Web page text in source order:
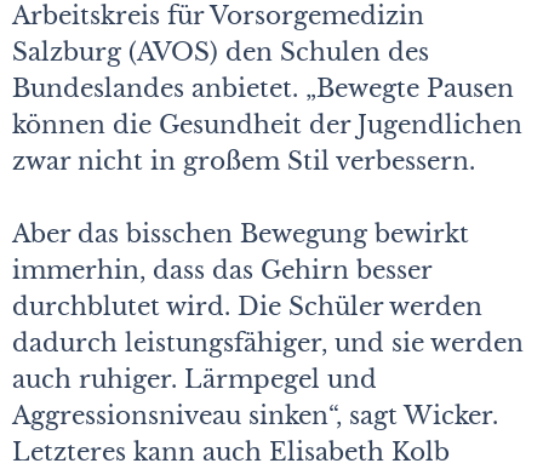
Arbeitskreis für Vorsorgemedizin
Salzburg (AVOS) den Schulen des
Bundeslandes anbietet. „Bewegte Pausen
können die Gesundheit der Jugendlichen
zwar nicht in großem Stil verbessern.
Aber das bisschen Bewegung bewirkt
immerhin, dass das Gehirn besser
durchblutet wird. Die Schüler werden
dadurch leistungsfähiger, und sie werden
auch ruhiger. Lärmpegel und
Aggressionsniveau sinken“, sagt Wicker.
Letzteres kann auch Elisabeth Kolb